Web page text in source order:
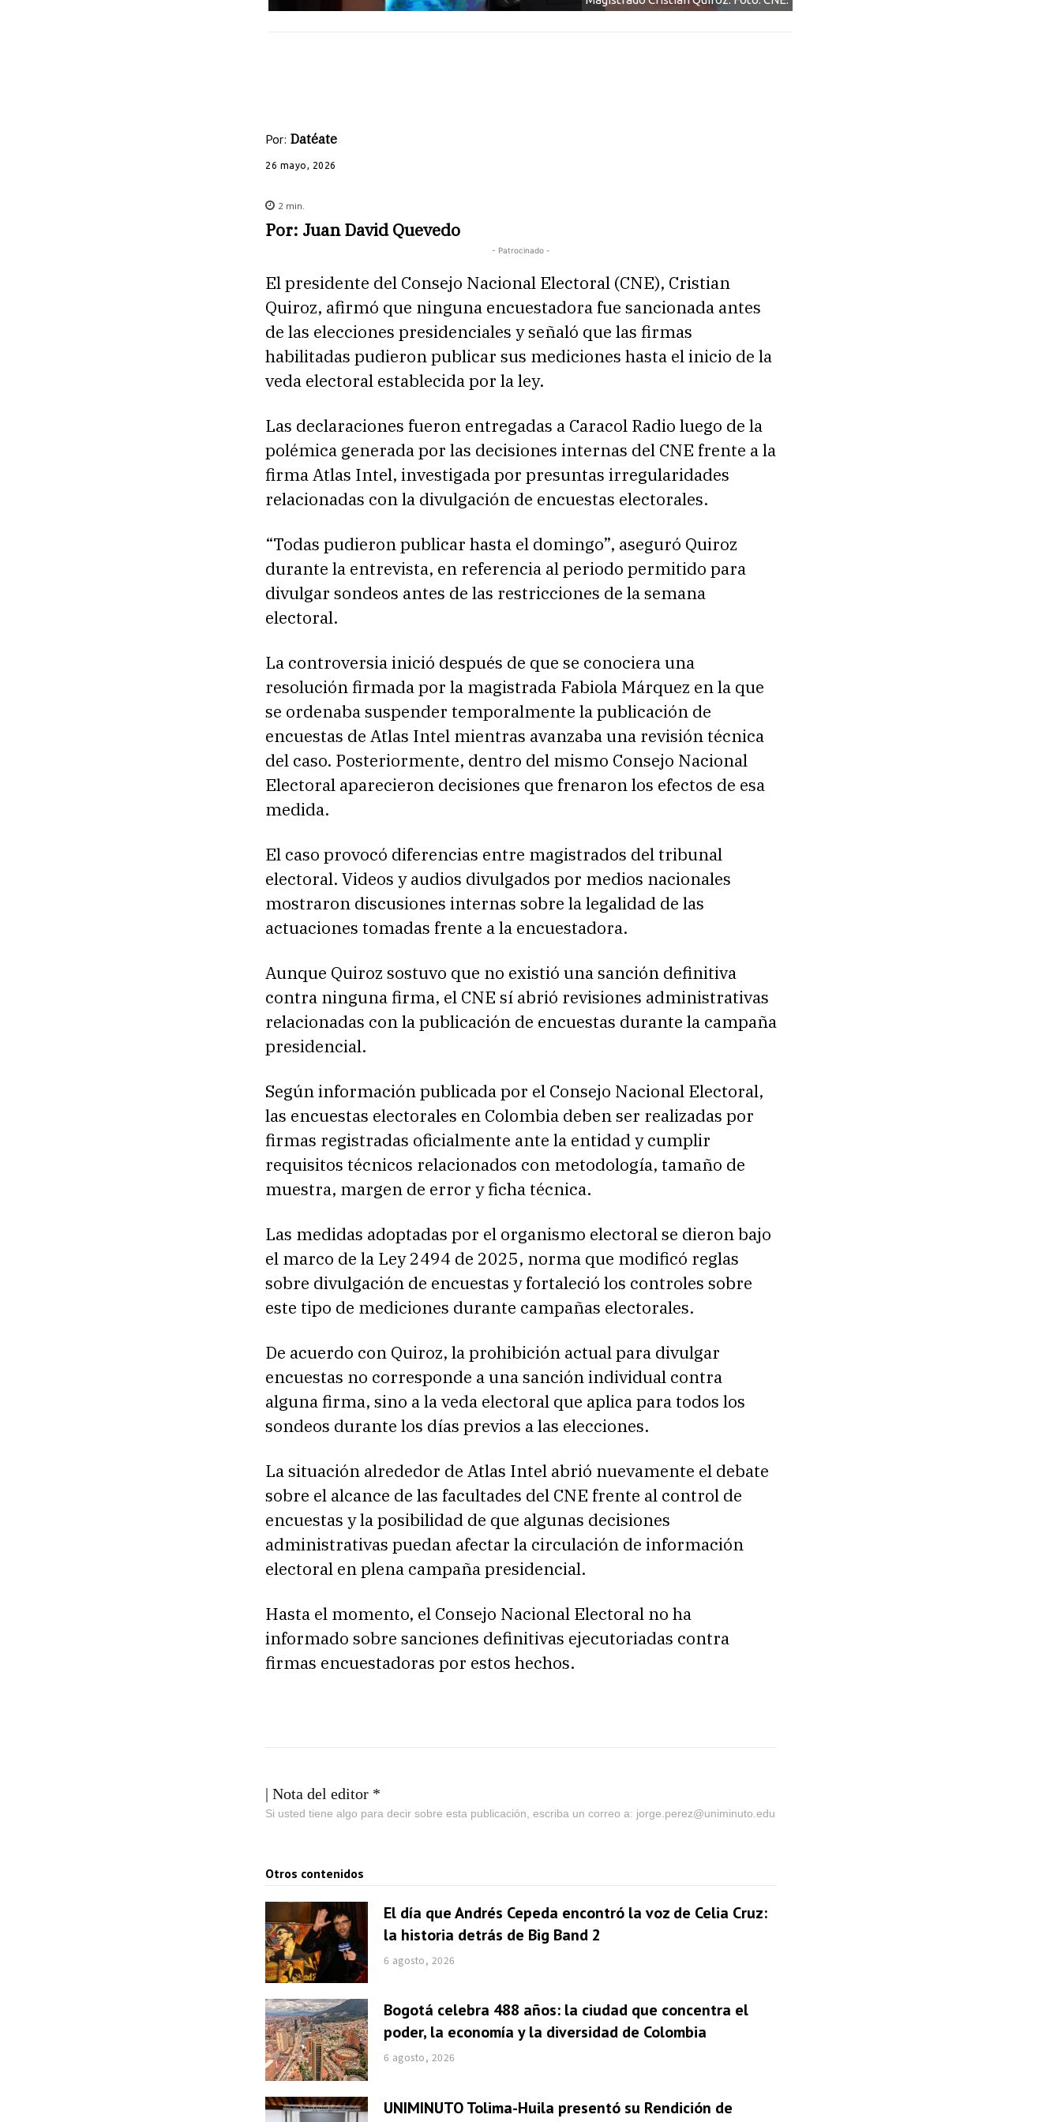
Por: Datéate
26 mayo, 2026
2 min.
Por: Juan David Quevedo
- Patrocinado -
El presidente del Consejo Nacional Electoral (CNE), Cristian
Quiroz, afirmó que ninguna encuestadora fue sancionada antes
de las elecciones presidenciales y señaló que las firmas
habilitadas pudieron publicar sus mediciones hasta el inicio de la
veda electoral establecida por la ley.
Las declaraciones fueron entregadas a Caracol Radio luego de la
polémica generada por las decisiones internas del CNE frente a la
firma Atlas Intel, investigada por presuntas irregularidades
relacionadas con la divulgación de encuestas electorales.
“Todas pudieron publicar hasta el domingo”, aseguró Quiroz
durante la entrevista, en referencia al periodo permitido para
divulgar sondeos antes de las restricciones de la semana
electoral.
La controversia inició después de que se conociera una
resolución firmada por la magistrada Fabiola Márquez en la que
se ordenaba suspender temporalmente la publicación de
encuestas de Atlas Intel mientras avanzaba una revisión técnica
del caso. Posteriormente, dentro del mismo Consejo Nacional
Electoral aparecieron decisiones que frenaron los efectos de esa
medida.
El caso provocó diferencias entre magistrados del tribunal
electoral. Videos y audios divulgados por medios nacionales
mostraron discusiones internas sobre la legalidad de las
actuaciones tomadas frente a la encuestadora.
Aunque Quiroz sostuvo que no existió una sanción definitiva
contra ninguna firma, el CNE sí abrió revisiones administrativas
relacionadas con la publicación de encuestas durante la campaña
presidencial.
Según información publicada por el Consejo Nacional Electoral,
las encuestas electorales en Colombia deben ser realizadas por
firmas registradas oficialmente ante la entidad y cumplir
requisitos técnicos relacionados con metodología, tamaño de
muestra, margen de error y ficha técnica.
Las medidas adoptadas por el organismo electoral se dieron bajo
el marco de la Ley 2494 de 2025, norma que modificó reglas
sobre divulgación de encuestas y fortaleció los controles sobre
este tipo de mediciones durante campañas electorales.
De acuerdo con Quiroz, la prohibición actual para divulgar
encuestas no corresponde a una sanción individual contra
alguna firma, sino a la veda electoral que aplica para todos los
sondeos durante los días previos a las elecciones.
La situación alrededor de Atlas Intel abrió nuevamente el debate
sobre el alcance de las facultades del CNE frente al control de
encuestas y la posibilidad de que algunas decisiones
administrativas puedan afectar la circulación de información
electoral en plena campaña presidencial.
Hasta el momento, el Consejo Nacional Electoral no ha
informado sobre sanciones definitivas ejecutoriadas contra
firmas encuestadoras por estos hechos.
| Nota del editor *
Si usted tiene algo para decir sobre esta publicación, escriba un correo a: jorge.perez@uniminuto.edu
Otros contenidos
El día que Andrés Cepeda encontró la voz de Celia Cruz:
la historia detrás de Big Band 2
6 agosto, 2026
Bogotá celebra 488 años: la ciudad que concentra el
poder, la economía y la diversidad de Colombia
6 agosto, 2026
UNIMINUTO Tolima-Huila presentó su Rendición de